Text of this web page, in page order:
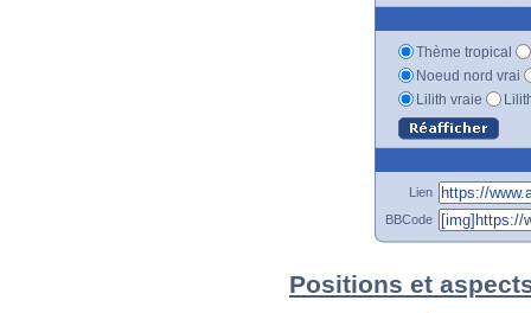
Thème tropical
Noeud nord vrai
Lilith vraie
Lien
BBCode
Positions et